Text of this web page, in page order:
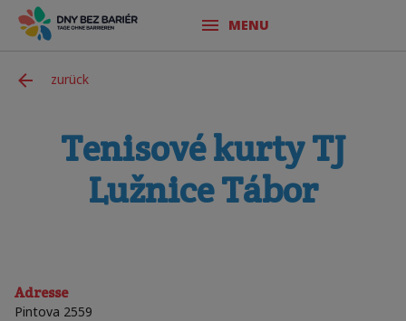
MENU
zurück
Tenisové kurty TJ
Lužnice Tábor
Adresse
Pintova 2559